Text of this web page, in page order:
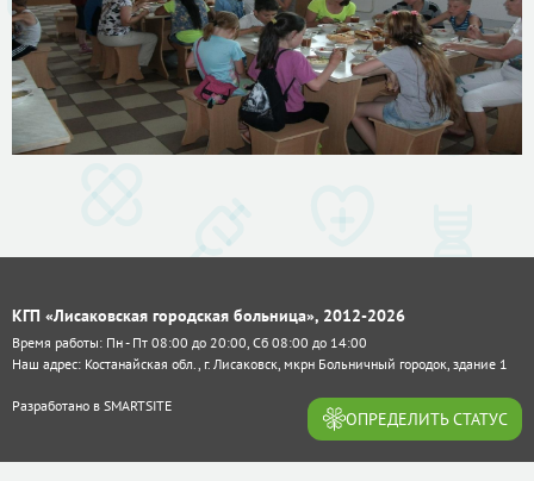
КГП «Лисаковская городская больница», 2012-2026
Время работы: Пн - Пт 08:00 до 20:00, Сб 08:00 до 14:00
Наш адрес: Костанайская обл., г. Лисаковск, мкрн Больничный городок, здание 1
Разработано в SMARTSITE
ОПРЕДЕЛИТЬ СТАТУС